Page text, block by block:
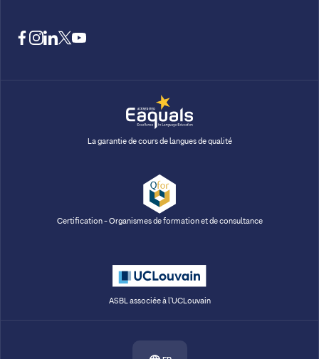
facebook
instagram
linkedin
twitteryoutube
La garantie de cours de langues de qualité
Certification - Organismes de formation et de consultance
ASBL associée à l'UCLouvain